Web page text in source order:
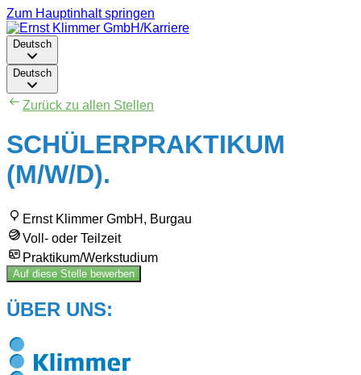
Zum Hauptinhalt springen
Deutsch
Deutsch
Zurück zu allen Stellen
SCHÜLERPRAKTIKUM
(M/W/D).
Ernst Klimmer GmbH, Burgau
Voll- oder Teilzeit
Praktikum/Werkstudium
Auf diese Stelle bewerben
ÜBER UNS: